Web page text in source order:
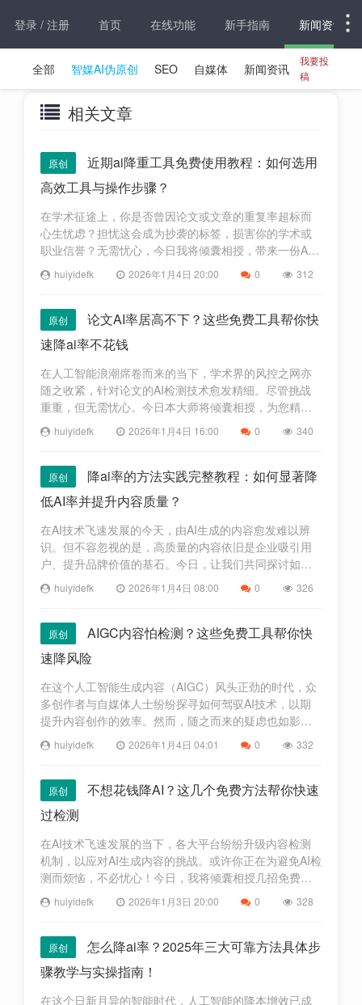
登录 / 注册 首页 在线功能 新手指南 新闻资讯
全部 智媒AI伪原创 SEO 自媒体 新闻资讯
我要投
稿
相关文章
原创
近期ai降重工具免费使用教程：如何选用
高效工具与操作步骤？
在学术征途上，你是否曾因论文或文章的重复率超标而
心生忧虑？担忧这会成为抄袭的标签，损害你的学术或
职业信誉？无需忧心，今日我将倾囊相授，带来一份AI
降重的神秘宝典——免费使用教程！只需跟随我的步
伐，你将轻松驾驭这一高效利器，让你的文字重焕生
huiyidefk 2026年1月4日 20:00 0 312
原创
论文AI率居高不下？这些免费工具帮你快
速降ai率不花钱
在人工智能浪潮席卷而来的当下，学术界的风控之网亦
随之收紧，针对论文的AI检测技术愈发精细。尽管挑战
重重，但无需忧心。今日本大师将倾囊相授，为您精选
几款免费利器，助您轻松化解AI论文的隐忧，让研究成
果焕发出纯粹的光彩！一、免费工具推荐1 TurnitinTurn
huiyidefk 2026年1月4日 16:00 0 340
原创
降ai率的方法实践完整教程：如何显著降
低AI率并提升内容质量？
在AI技术飞速发展的今天，由AI生成的内容愈发难以辨
识。但不容忽视的是，高质量的内容依旧是企业吸引用
户、提升品牌价值的基石。今日，让我们共同探讨如何
有效降低AI生成内容的比率，从而显著提升内容品质，
为品牌赋能。一、深入了解AI生成内容的特点1 缺乏逻辑
huiyidefk 2026年1月4日 08:00 0 326
原创
AIGC内容怕检测？这些免费工具帮你快
速降风险
在这个人工智能生成内容（AIGC）风头正劲的时代，众
多创作者与自媒体人士纷纷探寻如何驾驭AI技术，以期
提升内容创作的效率。然而，随之而来的疑虑也如影随
形——AI生成的内容能否逃过检测的火眼金睛？无需忧
心，今日本大师将为你揭开神秘面纱，带来几款免费的
huiyidefk 2026年1月4日 04:01 0 332
原创
不想花钱降AI？这几个免费方法帮你快速
过检测
在AI技术飞速发展的当下，各大平台纷纷升级内容检测
机制，以应对AI生成内容的挑战。或许你正在为避免AI检
测而烦恼，不必忧心！今日，我将倾囊相授几招免费妙
计，助你轻松跨越AI检测的难关，让原创之光熠熠生
辉！一、了解AI检测原理我们要明白AI检测的原理。一般
huiyidefk 2026年1月3日 20:00 0 328
原创
怎么降ai率？2025年三大可靠方法具体步
骤教学与实操指南！
在这个日新月异的智能时代，人工智能的降本增效已成